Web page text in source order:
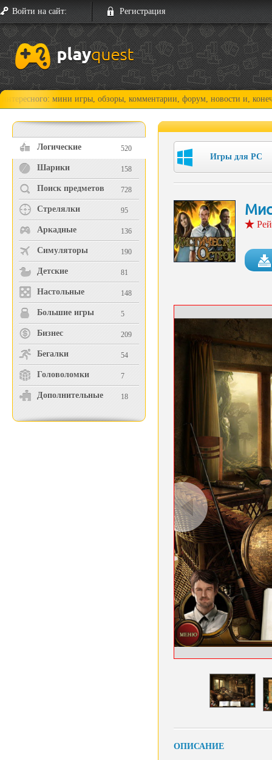
Войти на сайт: Регистрация
мини игры, обзоры, комментарии, форум, новости и, конечно,
Логические 520
Шарики 158
Поиск предметов 728
Стрелялки 95
Аркадные 136
Симуляторы 190
Детские 81
Настольные 148
Большие игры 5
Бизнес 209
Бегалки 54
Головоломки 7
Дополнительные 18
Игры для PC
ОПИСАНИЕ